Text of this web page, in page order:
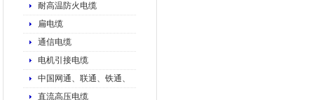
耐高温防火电缆
扁电缆
通信电缆
电机引接电缆
中国网通、联通、铁通、
直流高压电缆